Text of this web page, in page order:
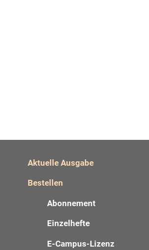
Aktuelle Ausgabe
Bestellen
Abonnement
Einzelhefte
E-Campus-Lizenz